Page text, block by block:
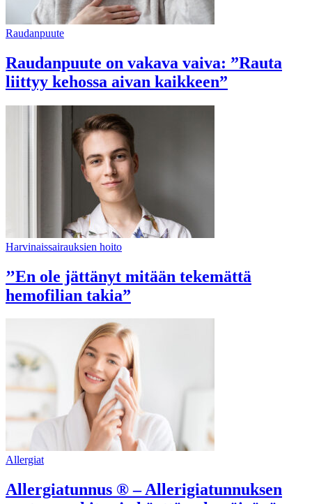
Raudanpuute
Raudanpuute on vakava vaiva: ”Rauta
liittyy kehossa aivan kaikkeen”
Harvinaissairauksien hoito
’’En ole jättänyt mitään tekemättä
hemofilian takia”
Allergiat
Allergiatunnus ® – Allerigiatunnuksen